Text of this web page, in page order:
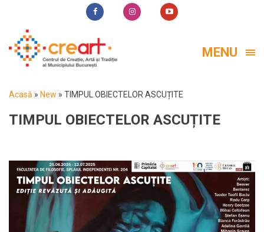
MENU
Acasă » New » TIMPUL OBIECTELOR ASCUȚITE
TIMPUL OBIECTELOR ASCUȚITE